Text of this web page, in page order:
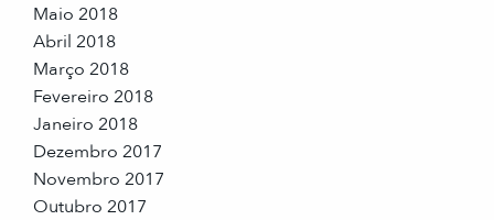
Maio 2018
Abril 2018
Março 2018
Fevereiro 2018
Janeiro 2018
Dezembro 2017
Novembro 2017
Outubro 2017